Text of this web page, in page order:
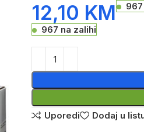
12,10 KM
967 na zalihi
Uporedi
Dodaj u